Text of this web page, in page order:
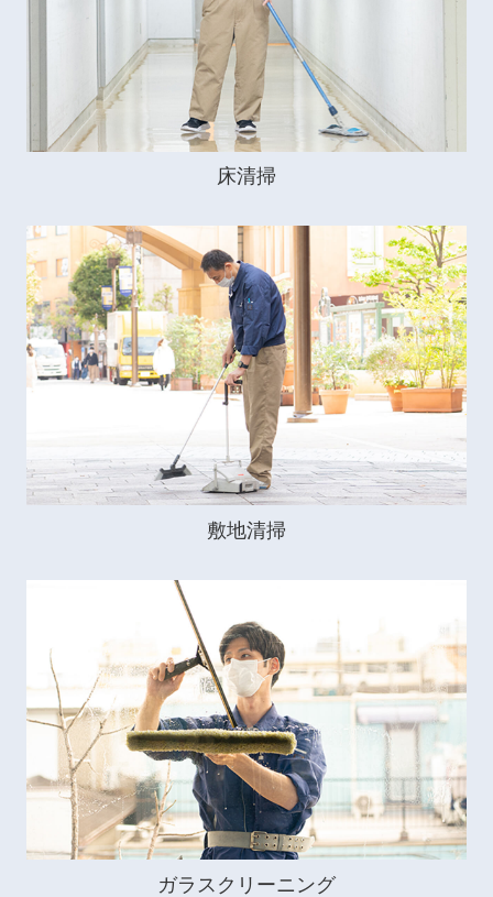
床清掃
敷地清掃
ガラスクリーニング